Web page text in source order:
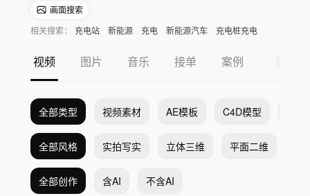
画面搜索
相关搜索：
充电站 新能源 充电 新能源汽车
充电桩充电
视频 图片 音乐 接单 案例
全部类型 视频素材 AE模板 C4D模型
全部风格 实拍写实 立体三维 平面二维
全部创作 含AI 不含AI